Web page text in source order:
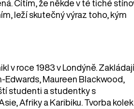
Cítím, že někde v té tiché
leží skutečný výraz toho, kým
v roce 1983 v Londýně.
Edwards, Maureen Blackwood,
studenti a studentky s
Afriky a Karibiku. Tvorba